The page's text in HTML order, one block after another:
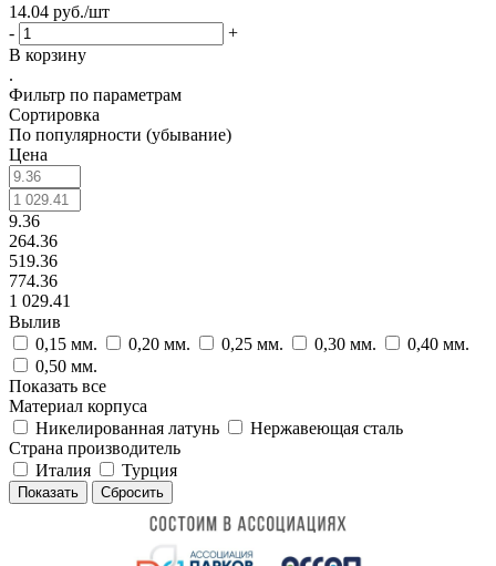
14.04 руб./шт
-
+
В корзину
.
Фильтр по параметрам
Сортировка
По популярности (убывание)
Цена
9.36
264.36
519.36
774.36
1 029.41
Вылив
0,15 мм.
0,20 мм. 0,25 мм. 0,30 мм.
0,40 мм.
0,50 мм.
Показать все
Материал корпуса
Никелированная латунь
Нержавеющая сталь
Страна производитель
Италия
Турция
Сбросить